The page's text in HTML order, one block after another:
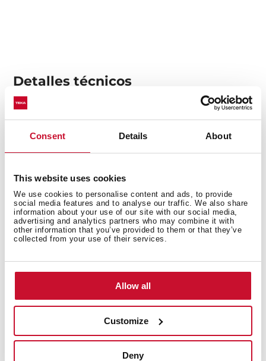
Consent Details About
This website uses cookies
We use cookies to personalise content and ads, to provide
social media features and to analyse our traffic. We also share
information about your use of our site with our social media,
advertising and analytics partners who may combine it with
other information that you’ve provided to them or that they’ve
collected from your use of their services.
Allow all
Customize
Deny
Detalles técnicos
Fregadero de una cubeta
Válvula cestilla 3 ½” con rebosadero
Accesorios fijación
Profundidad de la cubeta 180 mm
Mueble de 45 cm